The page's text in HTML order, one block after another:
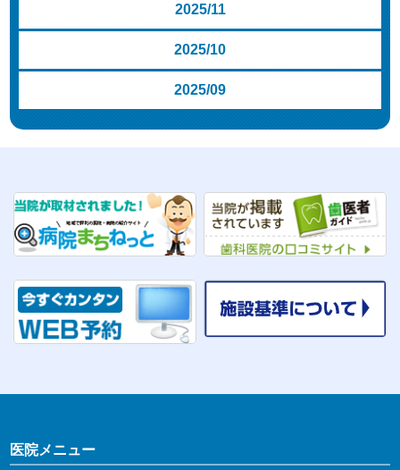
2025/11
2025/10
2025/09
医院メニュー